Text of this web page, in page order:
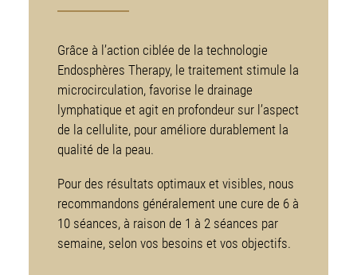
Grâce à l’action ciblée de la technologie
Endosphères Therapy, le traitement stimule la
microcirculation, favorise le drainage
lymphatique et agit en profondeur sur l’aspect
de la cellulite, pour améliore durablement la
qualité de la peau.
Pour des résultats optimaux et visibles, nous
recommandons généralement une cure de 6 à
10 séances, à raison de 1 à 2 séances par
semaine, selon vos besoins et vos objectifs.